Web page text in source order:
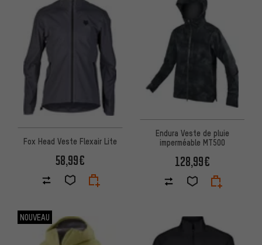
Fox Head Veste Flexair Lite
58,99€
Endura Veste de pluie
imperméable MT500
128,99€
NOUVEAU